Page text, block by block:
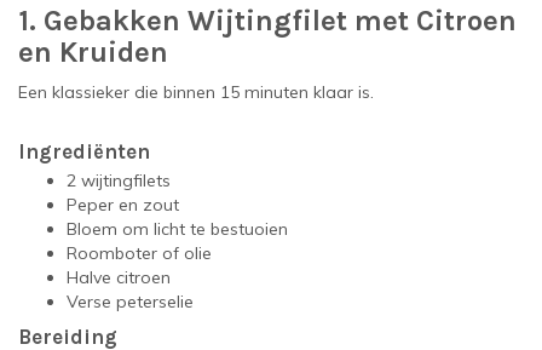
1. Gebakken Wijtingfilet met Citroen
en Kruiden
Een klassieker die binnen 15 minuten klaar is.
Ingrediënten
2 wijtingfilets
Peper en zout
Bloem om licht te bestuoien
Roomboter of olie
Halve citroen
Verse peterselie
Bereiding